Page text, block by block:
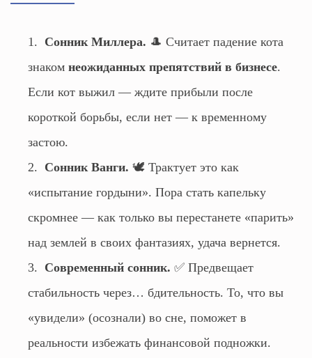
Сонник Миллера. 🎩 Считает падение кота
знаком неожиданных препятствий в бизнесе.
Если кот выжил — ждите прибыли после
короткой борьбы, если нет — к временному
застою.
Сонник Ванги. 🕊️ Трактует это как
«испытание гордыни». Пора стать капельку
скромнее — как только вы перестанете «парить»
над землей в своих фантазиях, удача вернется.
Современный сонник. ✅ Предвещает
стабильность через… бдительность. То, что вы
«увидели» (осознали) во сне, поможет в
реальности избежать финансовой подножки.